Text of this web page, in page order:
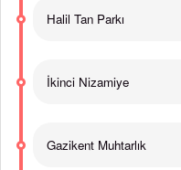
Halil Tan Parkı
İkinci Nizamiye
Gazikent Muhtarlık